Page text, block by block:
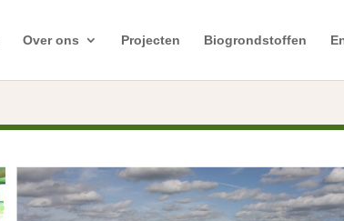
Over ons Projecten Biogrondstoffen